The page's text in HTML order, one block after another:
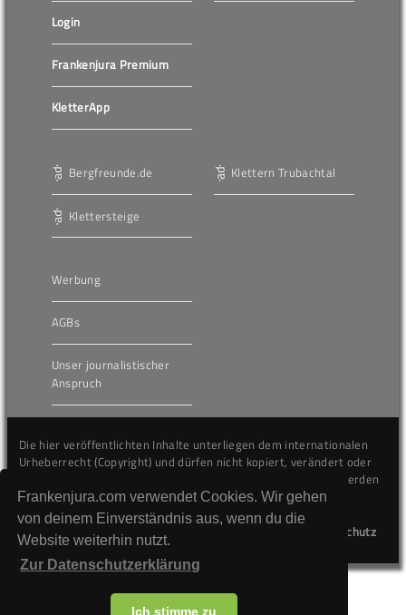
Frankenjura.com verwendet Cookies. Wir gehen
von deinem Einverständnis aus, wenn du die
Website weiterhin nutzt.
Zur Datenschutzerklärung
Ich stimme zu
Login
Frankenjura Premium
KletterApp
Bergfreunde.de
Klettersteige
Klettern Trubachtal
Werbung
AGBs
Unser journalistischer
Anspruch
Die hier veröffentlichten Inhalte unterliegen dem internationalen
Urheberrecht (Copyright) und dürfen nicht kopiert, verändert oder
unverändert wiederveröffentlicht werden. Gegen Verstöße werden
wir auf juristischem Wege vorgehen.
Datenschutz